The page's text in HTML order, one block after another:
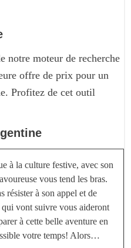
notre moteur de recherche
offre de prix pour un
Profitez de cet outil
à la culture festive, avec son
vous tend les bras.
résister à son appel et de
vont suivre vous aideront
à cette belle aventure en
votre temps! Alors…